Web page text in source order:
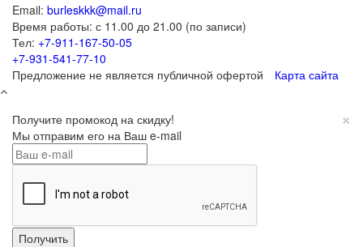
Email: burleskkk@mail.ru
Время работы: с 11.00 до 21.00 (по записи)
Тел: +7-911-167-50-05
+7-931-541-77-10
Предложение не является публичной офертой
Карта сайта
×
Получите промокод на скидку!
Мы отправим его на Ваш e-mail